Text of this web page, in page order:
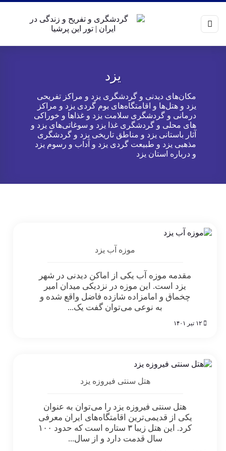
یزد
مکان‌های دیدنی و گردشگری یزد و مراکز تفریحی
یزد و هتل‌ها و اقامتگاه‌های بوم گردی یزد و مراکز
درمانی و گردشگری سلامت یزد و غذاها و خوراکی
های محلی و گردشگری غذا یزد و سوغاتی‌های یزد و
آثار باستانی یزد و مناطق تاریخی یزد و گردشگری
مذهبی یزد و طبیعت گردی یزد و آداب و رسوم یزد
و درباره استان یزد
موزه آب یزد
مقدمه موزه آب یکی از اماکن دیدنی در شهر
یزد است. این موزه در نزدیکی میدان امیر
چخماق و امامزاده شازده فاضل واقع شده و
به نوعی می‌توان گفت یک...
هتل سنتی فیروزه یزد
هتل سنتی فیروزه یزد را می‌توان به عنوان
یکی از قدیمی‌ترین اقامتگاه‌های ایران معرفی
کرد. این هتل زیبا ۳ ستاره است که حدود ۱۰۰
سال قدمت دارد و از سال...